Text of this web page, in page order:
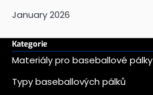
January 2026
Kategorie
Materiály pro baseballové pálky
Typy baseballových pálků